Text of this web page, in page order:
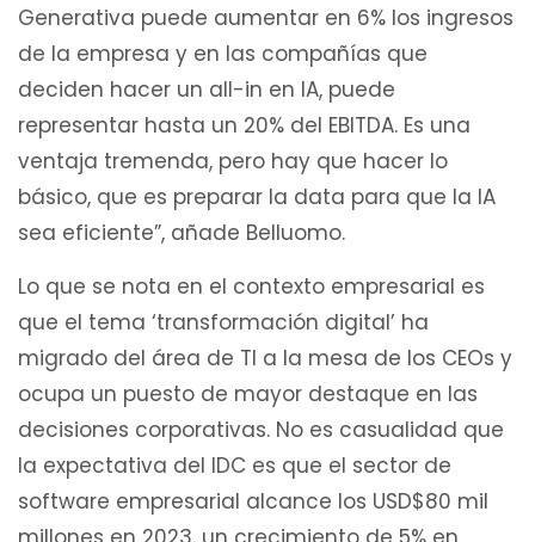
Generativa puede aumentar en 6% los ingresos
de la empresa y en las compañías que
deciden hacer un all-in en IA, puede
representar hasta un 20% del EBITDA. Es una
ventaja tremenda, pero hay que hacer lo
básico, que es preparar la data para que la IA
sea eficiente”, añade Belluomo.
Lo que se nota en el contexto empresarial es
que el tema ‘transformación digital’ ha
migrado del área de TI a la mesa de los CEOs y
ocupa un puesto de mayor destaque en las
decisiones corporativas. No es casualidad que
la expectativa del IDC es que el sector de
software empresarial alcance los USD$80 mil